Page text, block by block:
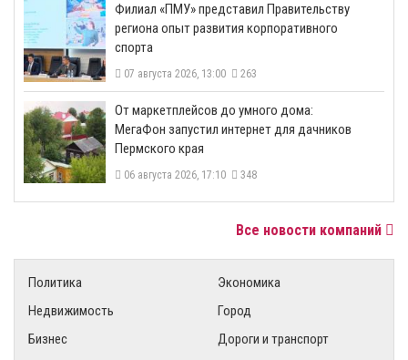
​Филиал «ПМУ» представил Правительству
региона опыт развития корпоративного
спорта
07 августа 2026, 13:00 263
От маркетплейсов до умного дома:
МегаФон запустил интернет для дачников
Пермского края
06 августа 2026, 17:10 348
Все новости компаний
Политика
Экономика
Недвижимость
Город
Бизнес
Дороги и транспорт